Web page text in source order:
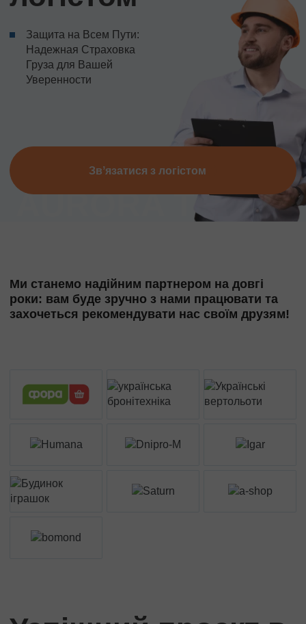
Защита на Всем Пути:
Надежная Страховка
Груза для Вашей
Уверенности
Звʼязатися з логістом
Ми станемо надійним партнером на довгі
роки: вам буде зручно з нами працювати та
захочеться рекомендувати нас своїм друзям!